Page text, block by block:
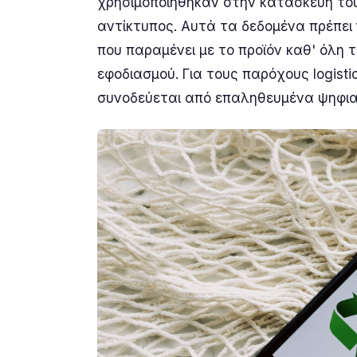
αντίκτυπος. Αυτά τα δεδομένα
που παραμένει με το προϊόν καθ' όλη
εφοδιασμού. Για τους παρόχους
συνοδεύεται από επαληθευμένα